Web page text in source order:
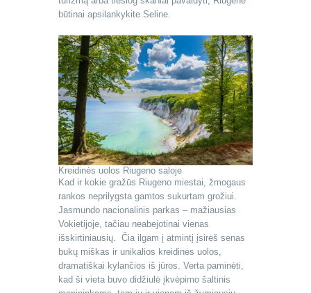
būtinai apsilankykite Seline.
Kreidinės uolos Riugeno saloje
Kad ir kokie gražūs Riugeno miestai, žmogaus
rankos neprilygsta gamtos sukurtam grožiui.
Jasmundo nacionalinis parkas – mažiausias
Vokietijoje, tačiau neabejotinai vienas
išskirtiniausių. Čia ilgam į atmintį įsirėš senas
bukų miškas ir unikalios kreidinės uolos,
dramatiškai kylančios iš jūros. Verta paminėti,
kad ši vieta buvo didžiulė įkvėpimo šaltinis